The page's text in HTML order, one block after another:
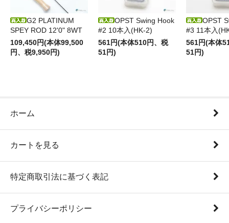
G2 PLATINUM
SPEY ROD 12'0" 8WT
109,450円(本体99,500
円、税9,950円)
OPST Swing Hook
#2 10本入(HK-2)
561円(本体510円、税
51円)
OPST
#3 11本入
561円(本体
51円)
ホーム
カートを見る
特定商取引法に基づく表記
プライバシーポリシー